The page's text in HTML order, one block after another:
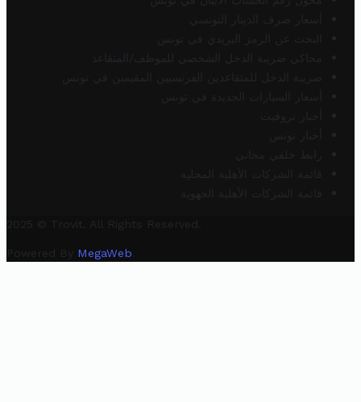
أسعار صرف الدينار التونسي
البحث عن الرمز البريدي في تونس
محاكي ضريبة الدخل الشخصي للموظف/المتقاعد
ضريبة الدخل للمتقاعدين الفرنسيين المقيمين في تونس
أسعار السيارات الجديدة في تونس
أخبار تروفيت
أخبار تونس
رابط خلفي مجاني
قائمة الشركات الأهلية المحلية
قائمة الشركات الأهلية الجهوية
2025 © Trovit. All Rights Reserved.
Powered By MegaWeb